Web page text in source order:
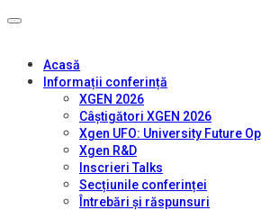
Acasă
Informații conferință
XGEN 2026
Câștigători XGEN 2026
Xgen UFO: University Future
Xgen R&D
Inscrieri Talks
Secțiunile conferinței
Întrebări și răspunsuri